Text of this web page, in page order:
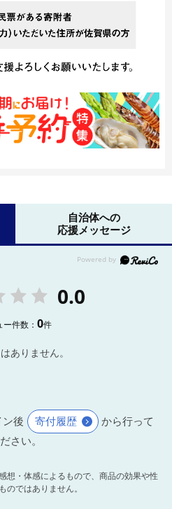
自治体への
応援メッセージ
0.0
ー件数：0件
ありません。
ン後 寄付履歴
から行って
さい。
想・体感によるもので、商品の効果や性
のではありません。